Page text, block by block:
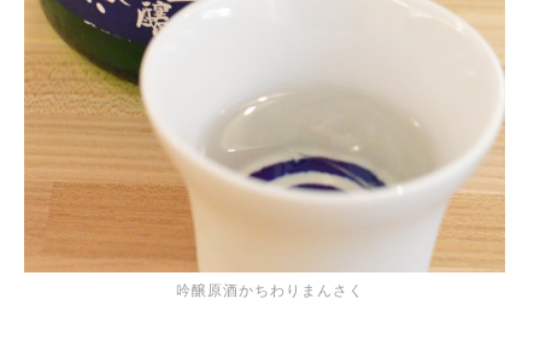
吟醸原酒かちわりまんさく